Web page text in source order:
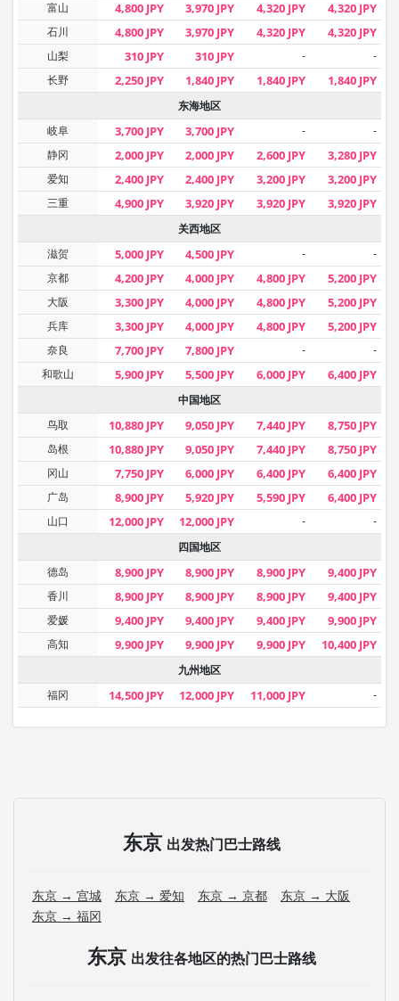
富山 4,800 JPY 3,970 JPY 4,320 JPY 4,320 JPY
石川 4,800 JPY 3,970 JPY 4,320 JPY 4,320 JPY
山梨 310 JPY 310 JPY -
-
长野
2,250 JPY 1,840 JPY 1,840 JPY 1,840 JPY
东海地区
岐阜
3,700 JPY 3,700 JPY -
-
静冈
2,000 JPY 2,000 JPY 2,600 JPY 3,280 JPY
爱知 2,400 JPY 2,400 JPY 3,200 JPY 3,200 JPY
三重 4,900 JPY 3,920 JPY 3,920 JPY 3,920 JPY
关西地区
滋贺
5,000 JPY 4,500 JPY -
-
京都
4,200 JPY 4,000 JPY 4,800 JPY 5,200 JPY
大阪 3,300 JPY 4,000 JPY 4,800 JPY 5,200 JPY
兵库 3,300 JPY 4,000 JPY 4,800 JPY 5,200 JPY
奈良 7,700 JPY 7,800 JPY -
-
和歌山
5,900 JPY 5,500 JPY 6,000 JPY 6,400 JPY
中国地区
鸟取
10,880 JPY 9,050 JPY 7,440 JPY 8,750 JPY
岛根 10,880 JPY 9,050 JPY 7,440 JPY 8,750 JPY
冈山 7,750 JPY 6,000 JPY 6,400 JPY 6,400 JPY
广岛 8,900 JPY 5,920 JPY 5,590 JPY 6,400 JPY
山口 12,000 JPY 12,000 JPY -
-
四国地区
德岛
8,900 JPY 8,900 JPY 8,900 JPY 9,400 JPY
香川 8,900 JPY 8,900 JPY 8,900 JPY 9,400 JPY
爱媛 9,400 JPY 9,400 JPY 9,400 JPY 9,900 JPY
高知 9,900 JPY 9,900 JPY 9,900 JPY 10,400 JPY
九州地区
福冈
14,500 JPY 12,000 JPY 11,000 JPY -
东京 出发热门巴士路线
东京 → 宫城 东京 → 爱知 东京 → 京都
东京 → 大阪
东京 → 福冈
东京 出发往各地区的热门巴士路线